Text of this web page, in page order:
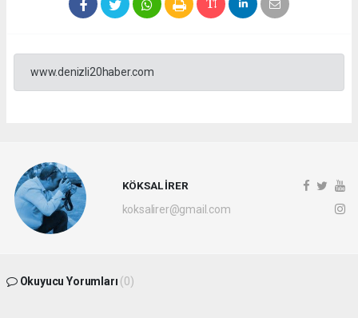
www.denizli20haber.com
KÖKSAL İRER
koksalirer@gmail.com
Okuyucu Yorumları (0)